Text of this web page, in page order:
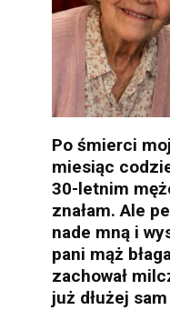
Po śmierci
miesiąc
30-letnim
znałam. Ale
nade mną i
pani mąż
zachował
już dłużej